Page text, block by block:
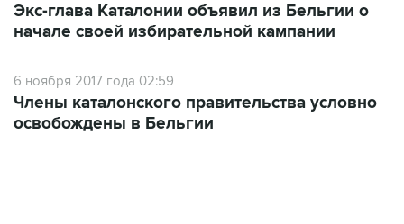
Экс-глава Каталонии объявил из Бельгии о
начале своей избирательной кампании
6 ноября 2017 года 02:59
Члены каталонского правительства условно
освобождены в Бельгии